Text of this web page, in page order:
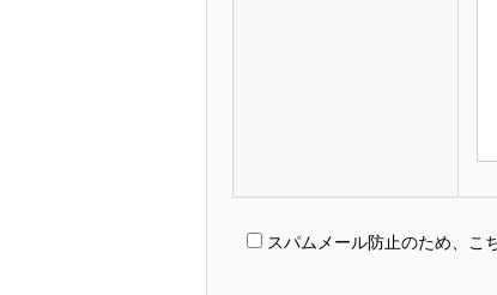
スパムメール防止のため、こ